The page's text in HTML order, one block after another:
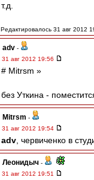
т.д.
Редактировалось 31 авг 2012
adv -
31 авг 2012 19:56
# Mitrsm »
без Уткина -
Mitrsm -
31 авг 2012 19:54
adv , червиченко в
Леонидыч -
31 авг 2012 19:51